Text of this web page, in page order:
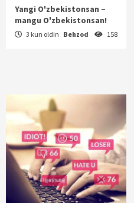
Yangi O'zbekistonsan –
mangu O'zbekistonsan!
3 kun oldin Behzod 158